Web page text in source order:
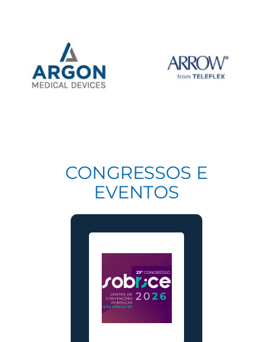
CONGRESSOS E
EVENTOS